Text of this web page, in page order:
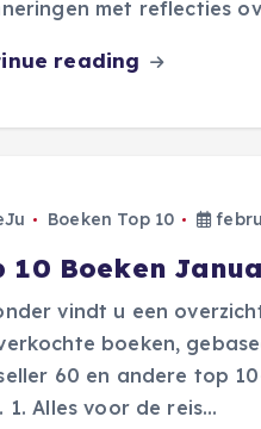
met reflecties
reading
Boeken Top 10
10 Boeken
vindt u een
boeken,
60 en andere top
1. Alles voor de reis…